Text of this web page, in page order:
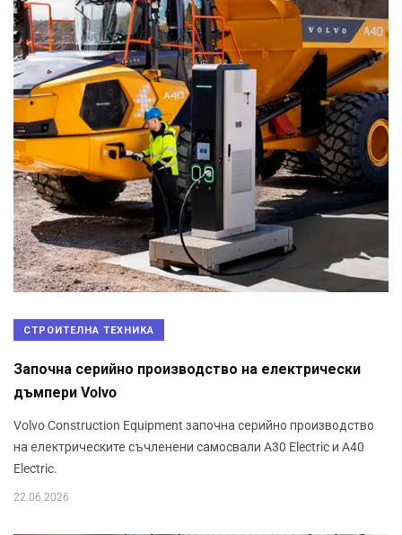
СТРОИТЕЛНА ТЕХНИКА
Започна серийно производство на електрически
дъмпери Volvo
Volvo Construction Equipment започна серийно производство
на електрическите съчленени самосвали A30 Electric и A40
Electric.
22.06.2026